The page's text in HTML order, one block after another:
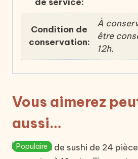
Condition de
conservation:
À
être
12h.
Vous aimerez
aussi…
Populaire